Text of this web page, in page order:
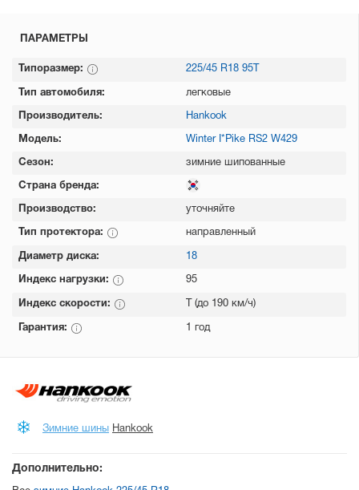
ПАРАМЕТРЫ
Типоразмер: 225/45 R18 95T
Тип автомобиля: легковые
Производитель: Hankook
Модель: Winter I*Pike RS2 W429
Сезон: зимние шипованные
Страна бренда:
Производство: уточняйте
Тип протектора: направленный
Диаметр диска: 18
Индекс нагрузки: 95
Индекс скорости: T (до 190 км/ч)
Гарантия: 1 год
Зимние шины Hankook
Дополнительно: